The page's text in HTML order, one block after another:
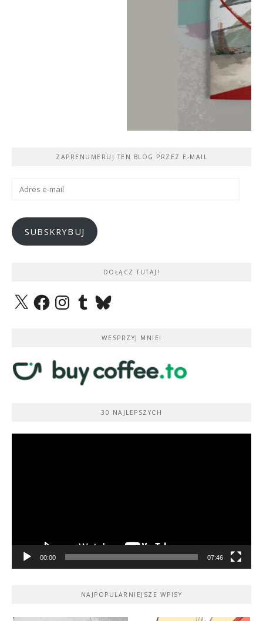
ZAPRENUMERUJ TEN BLOG PRZEZ E-MAIL
Adres
SUBSKRYBUJ
DOŁĄCZ TUTAJ!
X FacebookInstagramTumblrBluesky
WESPRZYJ MNIE!
30 NAJLEPSZYCH
00:00 07:46
NAJPOPULARNIEJSZE WPISY